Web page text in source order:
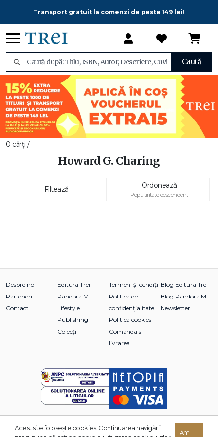
Transport gratuit la comenzi de peste 149 lei!
Caută
0 cărți /
Howard G. Charing
Filtează Ordonează
Popularitate descendent
Despre noi
Parteneri
Contact
Editura Trei
Pandora M
Lifestyle
Publishing
Colecții
Termeni și condiții
Politica de
confidențialitate
Politica cookies
Comanda si
livrarea
Blog Editura Trei
Blog Pandora M
Newsletter
© 2026 Grupul Editorial TREI. Toate drepturile rezervate.
Acest site foloseşte cookies. Continuarea navigării
Am